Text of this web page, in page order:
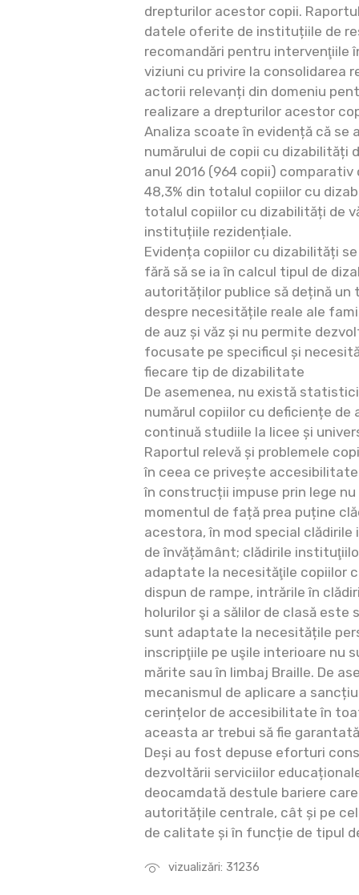
vizualizări: 31236
drepturilor acestor copii.
datele oferite de instituțiile de
recomandări pentru intervenţiile
viziuni cu privire la consolidarea
actorii relevanți din domeniu
realizare a drepturilor acestor
Analiza scoate în evidență că se
numărului de copii cu dizabilități
anul 2016 (964 copii) comparativ
48,3% din totalul copiilor cu
totalul copiilor cu dizabilități de
instituțiile rezidențiale.
Evidența copiilor cu dizabilități
fără să se ia în calcul tipul de
autorităților publice să dețină un
despre necesitățile reale ale
de auz și văz și nu permite
focusate pe specificul și
fiecare tip de dizabilitate
De asemenea, nu există
numărul copiilor cu deficiențe de
continuă studiile la licee și
Raportul relevă și problemele
în ceea ce privește
în construcții impuse prin lege
momentul de față prea puține
acestora, în mod special
de învățământ; clădirile
adaptate la necesităţile copiilor
dispun de rampe, intrările în
holurilor şi a sălilor de clasă este
sunt adaptate la necesitățile
inscripţiile pe uşile interioare nu
mărite sau în limbaj Braille. De
mecanismul de aplicare a
cerințelor de accesibilitate în
aceasta ar trebui să fie
Deși au fost depuse eforturi
dezvoltării serviciilor
deocamdată destule bariere
autoritățile centrale, cât și pe
de calitate și în funcție de tipul